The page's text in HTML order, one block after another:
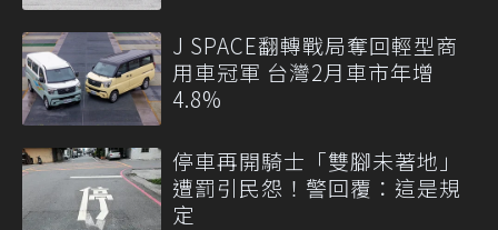
J SPACE翻轉戰局奪回輕型商
用車冠軍 台灣2月車市年增
4.8%
停車再開騎士「雙腳未著地」
遭罰引民怨！警回覆：這是規
定